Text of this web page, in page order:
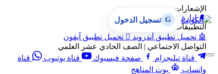
الإشعارات
🔔 إدارة الإشعارات
التطبيقات
🤖 تحميل تطبيق أندرويد  تحميل تطبيق آيفون
التواصل الاجتماعي | الصف الحادي عشر العلمي
قناة تيليجرام
صفحة فيسبوك قناة يوتيوب
قناة
واتساب
بوت المناهج
G تسجيل الدخول